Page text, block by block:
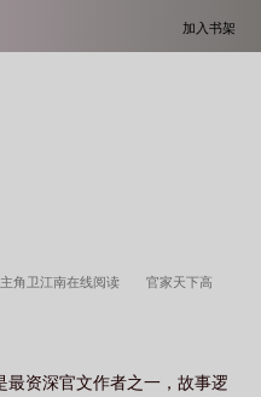
加入书架
角卫江南在线阅读 官家天下高
读无弹窗 官家天下完整版 官家天
资深官文作者之一，故事逻